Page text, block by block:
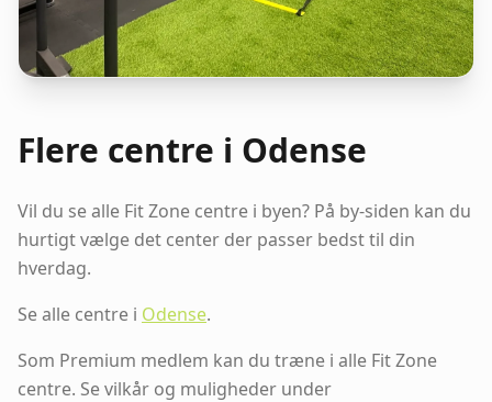
Flere centre i Odense
Vil du se alle Fit Zone centre i byen? På by-siden kan du
hurtigt vælge det center der passer bedst til din
hverdag.
Se alle centre i Odense.
Som Premium medlem kan du træne i alle Fit Zone
centre. Se vilkår og muligheder under